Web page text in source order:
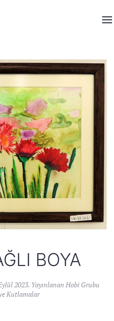
BOYA
2023. Yayınlanan Hobi Grubu
Kutlamalar